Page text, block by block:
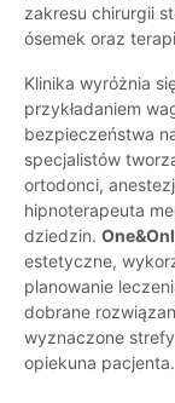
zakresu chirurgii
ósemek oraz
Klinika wyróżnia
przykładaniem
bezpieczeństwa
specjalistów
ortodonci,
hipnoterapeuta
dziedzin.
estetyczne,
planowanie
dobrane
wyznaczone
opiekuna pacjenta.